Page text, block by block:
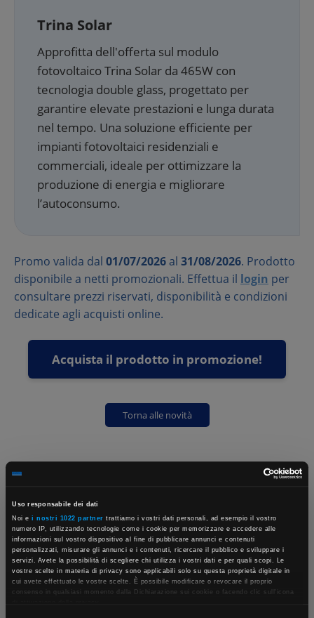
Uso responsabile dei dati
Noi ei nostri 1022 partner trattiamo i vostri dati personali, ad esempio il vostro
numero IP, utilizzando tecnologie come i cookie per memorizzare e accedere alle
informazioni sul vostro dispositivo al fine di pubblicare annunci e contenuti
personalizzati, misurare gli annunci e i contenuti, ricercare il pubblico e sviluppare i
servizi. Avete la possibilità di scegliere chi utilizza i vostri dati e per quali scopi. Le
vostre scelte in materia di privacy sono applicabili solo su questa proprietà digitale in
cui avete effettuato le vostre scelte. È possibile modificare o revocare il proprio
consenso in qualsiasi momento dalla Dichiarazione sui cookie o facendo clic sull'icona
×
Trina Solar
Approfitta dell'offerta sul modulo
fotovoltaico Trina Solar da 465W con
tecnologia double glass, progettato per
garantire elevate prestazioni e lunga durata
nel tempo. Una soluzione efficiente per
impianti fotovoltaici residenziali e
commerciali, ideale per ottimizzare la
produzione di energia e migliorare
l’autoconsumo.
Promo valida dal 01/07/2026al 31/08/2026. Prodotto
disponibile a netti promozionali. Effettua il login per
consultare prezzi riservati, disponibilità e condizioni
dedicate agli acquisti online.
Acquista il prodotto in promozione!
Torna alle novità